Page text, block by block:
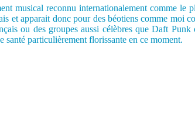
musical reconnu internationalement comme
et apparait donc pour des béotiens comme
ou des groupes aussi célèbres que Daft
santé particulièrement florissante en ce moment.